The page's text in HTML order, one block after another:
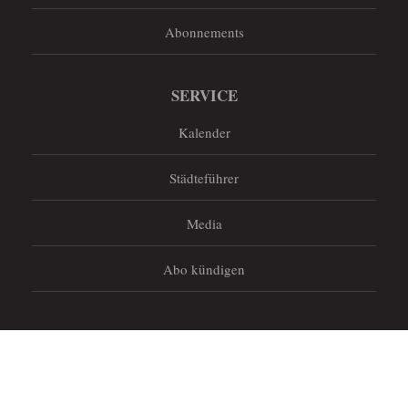
Abonnements
SERVICE
Kalender
Städteführer
Media
Abo kündigen